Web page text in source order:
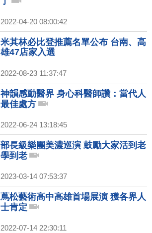
2022-04-20 08:00:42
米其林必比登推薦名單公布 台南、高
雄47店家入選
2022-08-23 11:37:47
神韻感動醫界 身心科醫師讚：當代人
最佳處方
2022-06-24 13:18:45
部長級樂團美濃巡演 鼓勵大家活到老
學到老
2023-03-14 07:53:37
蔦松藝術高中高雄首場展演 獲各界人
士肯定
2022-07-14 22:30:11